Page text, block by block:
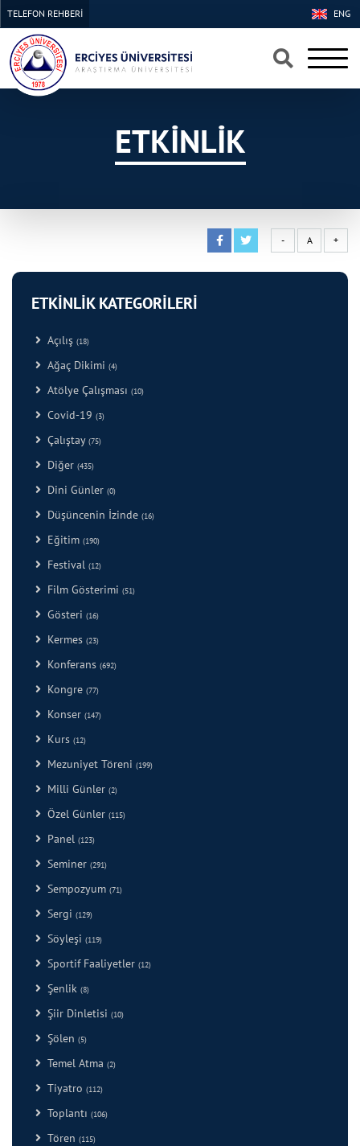
×
×
ENG
TELEFON REHBERİ
ETKİNLİK
- A +
ETKİNLİK KATEGORİLERİ
Açılış (18)
Ağaç Dikimi (4)
Atölye Çalışması (10)
Covid-19 (3)
Çalıştay (75)
Diğer (435)
Dini Günler (0)
Düşüncenin İzinde (16)
Eğitim (190)
Festival (12)
Film Gösterimi (51)
Gösteri (16)
Kermes (23)
Konferans (692)
Kongre (77)
Konser (147)
Kurs (12)
Mezuniyet Töreni (199)
Milli Günler (2)
Özel Günler (115)
Panel (123)
Seminer (291)
Sempozyum (71)
Sergi (129)
Söyleşi (119)
Sportif Faaliyetler (12)
Şenlik (8)
Şiir Dinletisi (10)
Şölen (5)
Temel Atma (2)
Tiyatro (112)
Toplantı (106)
Tören (115)